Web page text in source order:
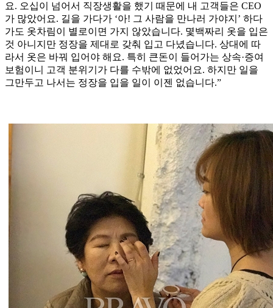
요. 오십이 넘어서 직장생활을 했기 때문에 내 고객들은 CEO
가 많았어요. 길을 가다가 ‘아! 그 사람을 만나러 가야지’ 하다
가도 옷차림이 별로이면 가지 않았습니다. 몇백짜리 옷을 입은
것 아니지만 정장을 제대로 갖춰 입고 다녔습니다. 상대에 따
라서 옷은 바꿔 입어야 해요. 특히 큰돈이 들어가는 상속·증여
보험이니 고객 분위기가 다를 수밖에 없었어요. 하지만 일을
그만두고 나서는 정장을 입을 일이 이젠 없습니다.”